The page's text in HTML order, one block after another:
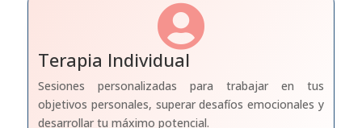

Terapia Individual
Sesiones personalizadas para trabajar en tus
objetivos personales, superar desafíos emocionales y
desarrollar tu máximo potencial.